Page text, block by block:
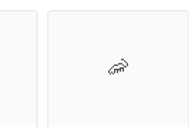
Nicolas. De familie beheert
🦐